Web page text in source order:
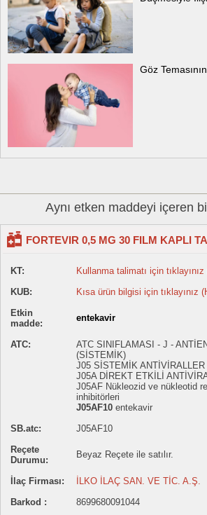
Göz
Aynı etken maddeyi içeren
FORTEVIR 0,5 MG 30 FILM KAPLI
KT:
Kullanma talimatı için
KUB:
Kısa ürün bilgisi için tıklayınız
Etkin
madde:
entekavir
ATC:
ATC SINIFLAMASI - J -
(SİSTEMİK)
J05 SİSTEMİK ANTİVİRALLER
J05A DİREKT ETKİLİ
J05AF Nükleozid ve nükleotid
inhibitörleri
J05AF10 entekavir
SB.atc:
J05AF10
Reçete
Durumu:
Beyaz Reçete ile satılır.
İlaç Firması:
İLKO İLAÇ SAN. VE TİC. A.Ş.
Barkod :
8699680091044